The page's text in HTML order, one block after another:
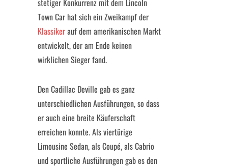
stetiger Konkurrenz mit dem Lincoln
Town Car hat sich ein Zweikampf der
Klassikerauf dem amerikanischen Markt
entwickelt, der am Ende keinen
wirklichen Sieger fand.
Den Cadillac Deville gab es ganz
unterschiedlichen Ausführungen, so dass
er auch eine breite Käuferschaft
erreichen konnte. Als viertürige
Limousine Sedan, als Coupé, als Cabrio
und sportliche Ausführungen gab es den